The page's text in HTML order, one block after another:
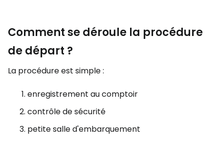
Comment se déroule la procédure
de départ ?
La procédure est simple :
enregistrement au comptoir
contrôle de sécurité
petite salle d'embarquement